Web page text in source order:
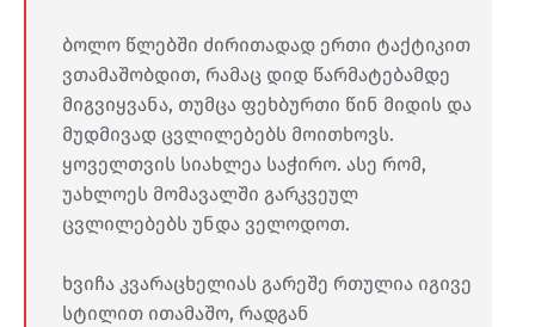
ბოლო წლებში ძირითადად ერთი ტაქტიკით
ვთამაშობდით, რამაც დიდ წარმატებამდე
მიგვიყვანა, თუმცა ფეხბურთი წინ მიდის და
მუდმივად ცვლილებებს მოითხოვს.
ყოველთვის სიახლეა საჭირო. ასე რომ,
უახლოეს მომავალში გარკვეულ
ცვლილებებს უნდა ველოდოთ.
ხვიჩა კვარაცხელიას გარეშე რთულია იგივე
სტილით ითამაშო, რადგან